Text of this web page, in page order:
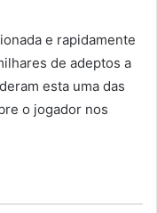
e rapidamente
de adeptos a
esta uma das
o jogador nos